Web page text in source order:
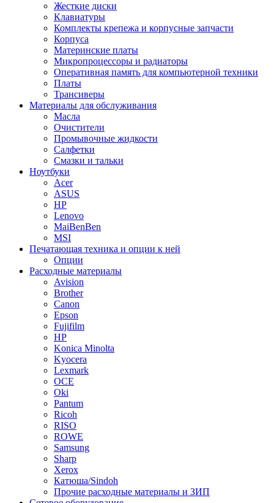
Жесткие диски
Клавиатуры
Комплекты крепежа и корпусные запчасти
Корпуса
Материнские платы
Микропроцессоры и радиаторы
Оперативная память для компьютерной техники
Платы
Трансиверы
Материалы для обслуживания
Масла
Очистители
Промывочные жидкости
Салфетки
Смазки и тальки
Ноутбуки
Acer
ASUS
HP
Lenovo
MaiBenBen
MSI
Печатающая техника и опции к ней
Опции
Расходные материалы
Avision
Brother
Canon
Epson
Fujifilm
HP
Konica Minolta
Kyocera
Lexmark
OCE
Oki
Pantum
Ricoh
RISO
ROWE
Samsung
Sharp
Xerox
Катюша/Sindoh
Прочие расходные материалы и ЗИП